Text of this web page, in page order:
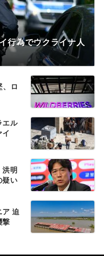
行為でウクライナ人
ロ
エル
洪明
疑い
迫
撃